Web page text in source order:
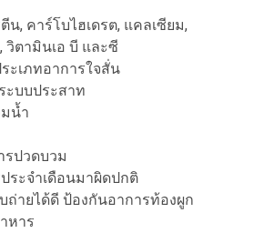
น, คาร์โบไฮเดรต, แคลเซียม,
วิตามินเอ บี และซี
ะเภทอาการใจสั่น
ะบบประสาท
น้ำ
รปวดบวม
ระจำเดือนมาผิดปกติ
ถ่ายได้ดี ป้องกันอาการท้องผูก
หาร